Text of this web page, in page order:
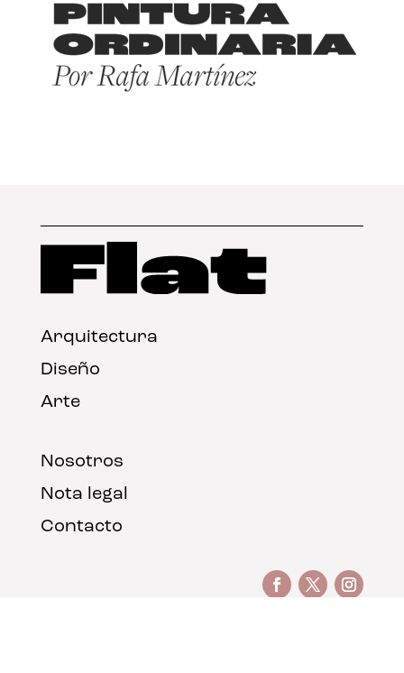
Arquitectura
Diseño
Arte
Nosotros
Nota legal
Contacto